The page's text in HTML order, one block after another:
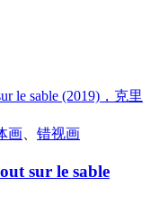
画 错视画
sur le sable